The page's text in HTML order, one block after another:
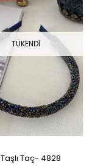
TÜKENDI
Taç 4828